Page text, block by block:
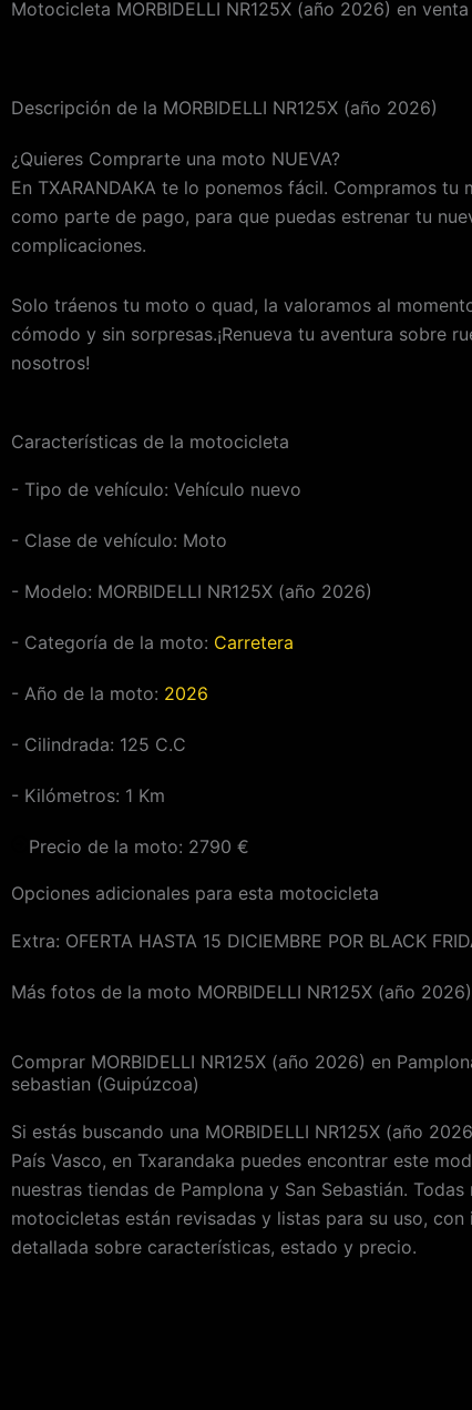
Motocicleta MORBIDELLI NR125X (año 2026) en venta
Descripción de la MORBIDELLI NR125X (año 2026)
¿Quieres Comprarte una moto NUEVA?
En TXARANDAKA te lo ponemos fácil. Compramos tu
como parte de pago, para que puedas estrenar tu
complicaciones.
Solo tráenos tu moto o quad, la valoramos al
cómodo y sin sorpresas.¡Renueva tu aventura sobre
nosotros!
Características de la motocicleta
- Tipo de vehículo: Vehículo nuevo
- Clase de vehículo: Moto
- Modelo: MORBIDELLI NR125X (año 2026)
- Categoría de la moto: Carretera
- Año de la moto: 2026
- Cilindrada: 125 C.C
- Kilómetros: 1 Km
Precio de la moto: 2790 €
Opciones adicionales para esta motocicleta
Extra: OFERTA HASTA 15 DICIEMBRE POR BLACK
Más fotos de la moto MORBIDELLI NR125X (año 2026)
Comprar MORBIDELLI NR125X (año 2026) en
sebastian (Guipúzcoa)
Si estás buscando una MORBIDELLI NR125X (año
País Vasco, en Txarandaka puedes encontrar este
nuestras tiendas de Pamplona y San Sebastián. Todas
motocicletas están revisadas y listas para su uso, con
detallada sobre características, estado y precio.